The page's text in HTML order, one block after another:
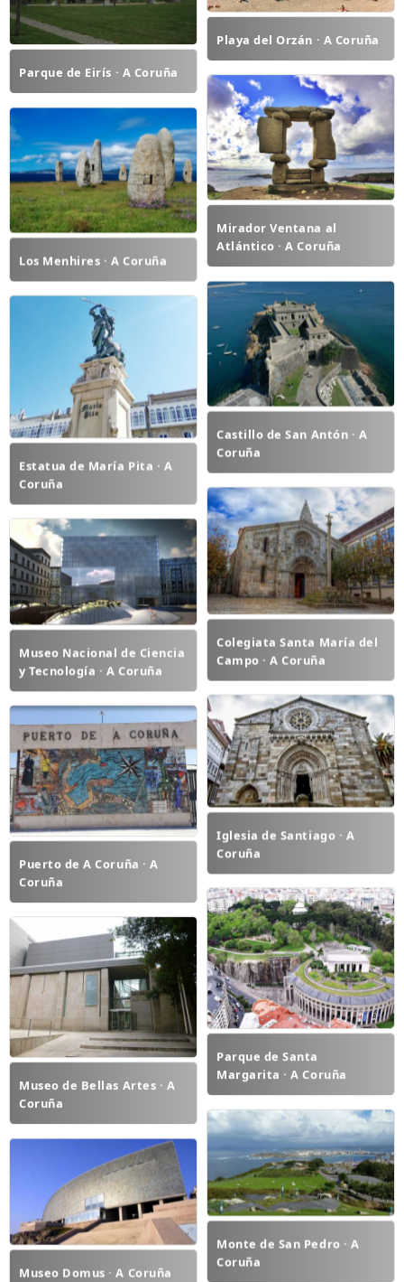
Parque de Eirís · A Coruña
Playa del Orzán · A Coruña
Mirador Ventana al
Atlántico · A Coruña
Los Menhires · A Coruña
Castillo de San Antón · A
Coruña
Estatua de María Pita · A
Coruña
Colegiata Santa María del
Campo · A Coruña
Museo Nacional de Ciencia
y Tecnología · A Coruña
Iglesia de Santiago · A
Coruña
Puerto de A Coruña · A
Coruña
Parque de Santa
Margarita · A Coruña
Museo de Bellas Artes · A
Coruña
Monte de San Pedro · A
Coruña
Museo Domus · A Coruña